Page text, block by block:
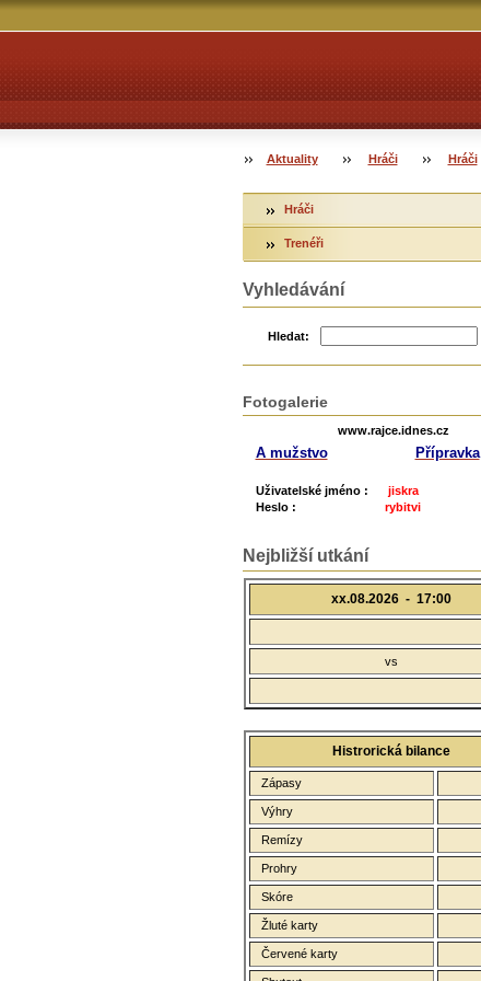
Aktuality Hráči Hráči
Hráči
Trenéři
Vyhledávání
Hledat:
Fotogalerie
www.rajce.idnes.cz
A mužstvo Přípravka
Uživatelské jméno : jiskra
Heslo : rybitvi
Nejbližší utkání
xx.08.2026 - 17:00
vs
Histrorická bilance
Zápasy
Výhry
Remízy
Prohry
Skóre
Žluté karty
Červené karty